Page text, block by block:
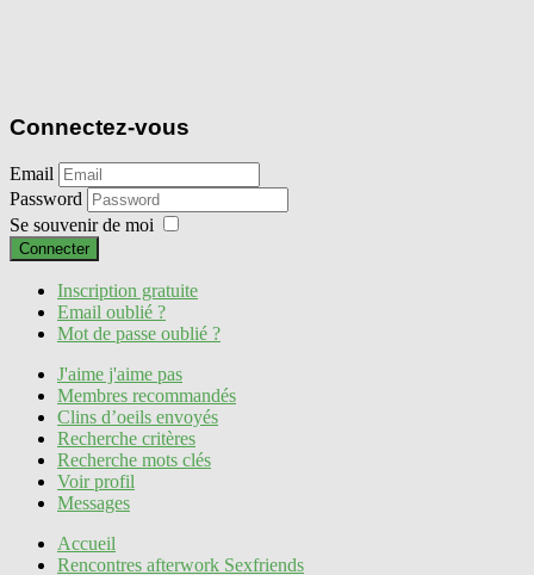
Connectez-vous
Email
Password
Se souvenir de moi
Connecter
Inscription gratuite
Email oublié ?
Mot de passe oublié ?
J'aime j'aime pas
Membres recommandés
Clins d’oeils envoyés
Recherche critères
Recherche mots clés
Voir profil
Messages
Accueil
Rencontres afterwork Sexfriends